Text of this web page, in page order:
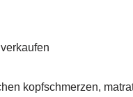
kopfschmerzen,